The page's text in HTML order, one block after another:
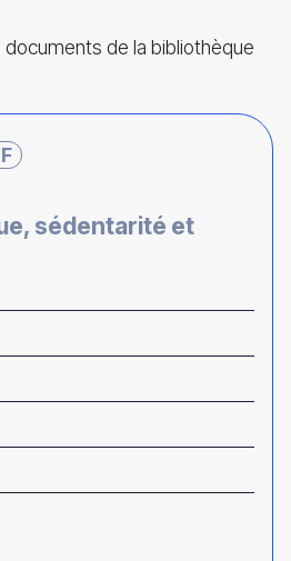
de la bibliothèque
sédentarité et